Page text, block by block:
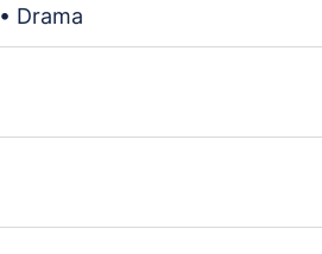
Drama